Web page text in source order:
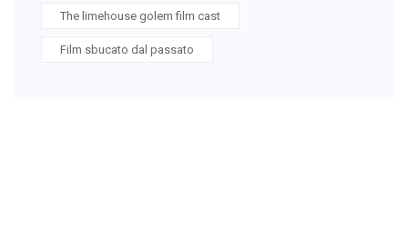
The limehouse golem film cast
Film sbucato dal passato